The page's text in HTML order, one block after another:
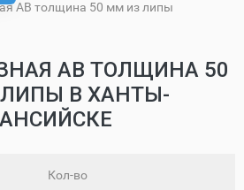
AB толщина 50 мм из липы
AB ТОЛЩИНА 50
В ХАНТЫ-
Кол-во